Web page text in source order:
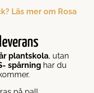
Läs mer om Rosa
plantskola, utan
spårning har du